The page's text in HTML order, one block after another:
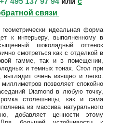
связи
идеальная форма
к интерьеру, выполненному в
шоколадный оттенок
смотреться как с отделкой в
гамме, так и в помещении,
и темных тонах. Стол при
выглядит очень изящно и легко.
позволяет спокойно
Diamond в любую точку,
столешницы, как и сама
из массива натурального
добавляет ценности этому